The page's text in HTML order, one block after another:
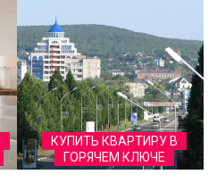
КУПИТЬ КВАРТИРУ В
ГОРЯЧЕМ КЛЮЧЕ